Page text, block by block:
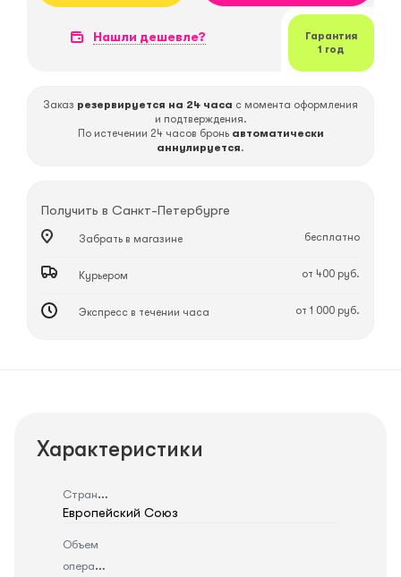
Нашли дешевле?
Гарантия
1 год
Заказ резервируется на 24 часа с момента оформления
и подтверждения.
По истечении 24 часов бронь автоматически
аннулируется.
Получить в Санкт-Петербурге
Забрать в магазине бесплатно
Курьером от 400 руб.
Экспресс в течении часа от 1 000 руб.
Характеристики
Страна
Европейский Союз
Объем
оперативной